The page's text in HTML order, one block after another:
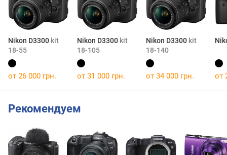
Nikon D3300 kit
18-55
Nikon D3300 kit
18-105
Nikon D3300 kit
18-140
от 26 000 грн. от 31 000 грн. от 34 000 грн. от
Рекомендуем